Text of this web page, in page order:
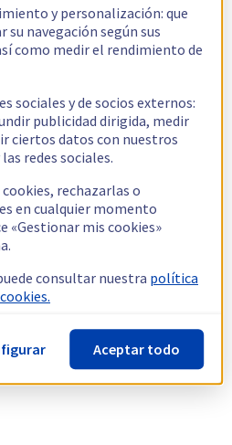
y personalización: que
navegación según sus
como medir el rendimiento de
sociales y de socios externos:
publicidad dirigida, medir
ciertos datos con nuestros
redes sociales.
rechazarlas o
en cualquier momento
«Gestionar mis cookies»
consultar nuestra política
Aceptar todo